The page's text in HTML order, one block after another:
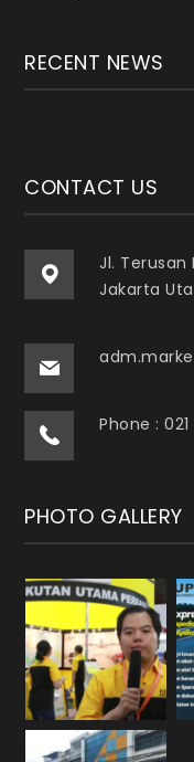
RECENT NEWS
CONTACT US
Jl. Terusan
Jakarta
Phone :
PHOTO GALLERY